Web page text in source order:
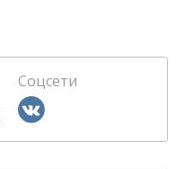
Соцсети